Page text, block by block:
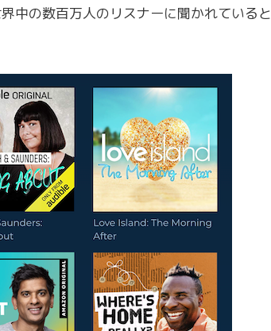
中の数百万人のリスナーに聞かれていると